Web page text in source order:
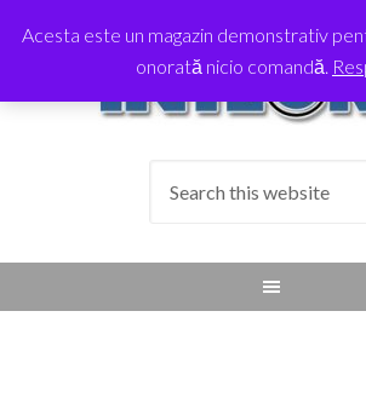
Acesta este un magazin demonstrativ
onorată nicio comandă.